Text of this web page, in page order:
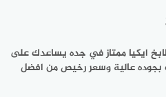
ايكيا ممتاز في جده يساعدك على
بجوده عالية وسعر رخيص من افضل